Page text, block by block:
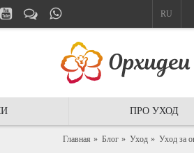
RU
ПРО УХОД
Главная Блог Уход Уход за